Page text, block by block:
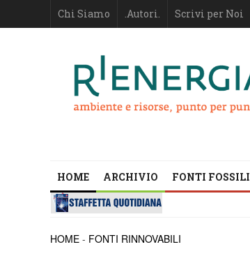
Chi Siamo .Autori. Scrivi per Noi
HOME ARCHIVIO FONTI FOSSILI
HOME - FONTI RINNOVABILI